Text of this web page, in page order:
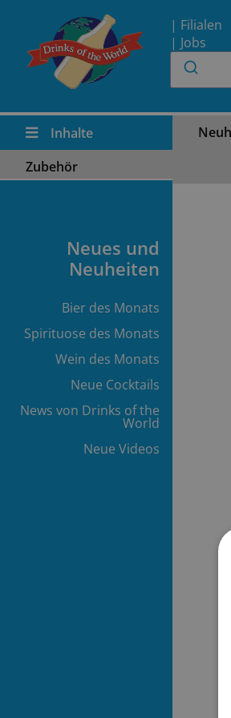
| Filialen
| Jobs
Inhalte
Zubehör
Neues und
Neuheiten
Bier des Monats
Spirituose des Monats
Wein des Monats
Neue Cocktails
News von Drinks of the
World
Neue Videos